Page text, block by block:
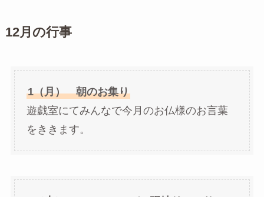
12月の行事
1（月） 朝のお集り
遊戯室にてみんなで今月のお仏様のお言葉
をききます。